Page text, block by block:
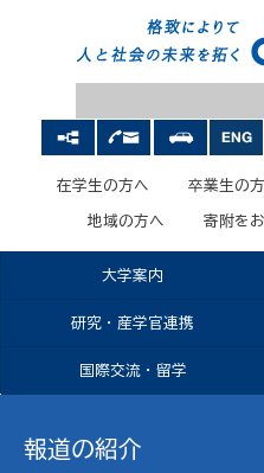
在学生の方へ 卒業生の
地域の方へ 寄附を
大学案内
研究・産学官連携
国際交流・留学
報道の紹介